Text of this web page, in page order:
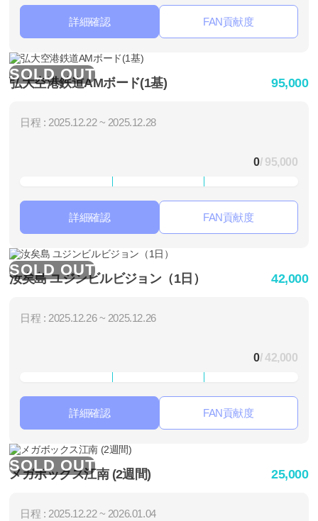
詳細確認 FAN貢献度
SOLD OUT
弘大空港鉄道AMボード(1基) 95,000
日程 : 2025.12.22 ~ 2025.12.28
0/ 95,000
詳細確認 FAN貢献度
SOLD OUT
汝矣島 ユジンビルビジョン（1日） 42,000
日程 : 2025.12.26 ~ 2025.12.26
0/ 42,000
詳細確認 FAN貢献度
SOLD OUT
メガボックス江南 (2週間) 25,000
日程 : 2025.12.22 ~ 2026.01.04